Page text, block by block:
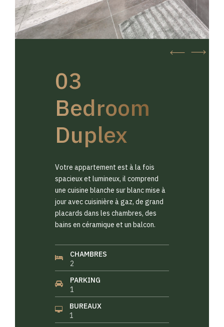
03
Bedroom
Duplex
Votre appartement est à la fois
spacieux et lumineux, il comprend
une cuisine blanche sur blanc mise à
jour avec cuisinière à gaz, de grand
placards dans les chambres, des
bains en céramique et un balcon.
CHAMBRES
2
PARKING
1
BUREAUX
1